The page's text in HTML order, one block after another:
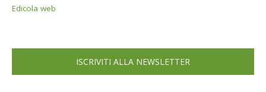
Edicola web
ISCRIVITI ALLA NEWSLETTER